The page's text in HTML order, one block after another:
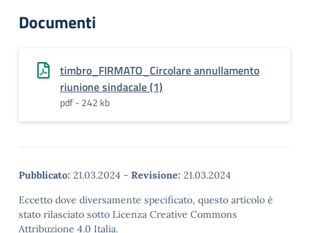
Documenti
timbro_FIRMATO_Circolare annullamento
riunione sindacale (1)
pdf - 242 kb
Pubblicato: 21.03.2024 - Revisione: 21.03.2024
Eccetto dove diversamente specificato, questo articolo è
stato rilasciato sotto Licenza Creative Commons
Attribuzione 4.0 Italia.